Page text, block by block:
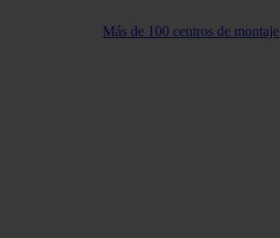
Más de 100 centros de montaje